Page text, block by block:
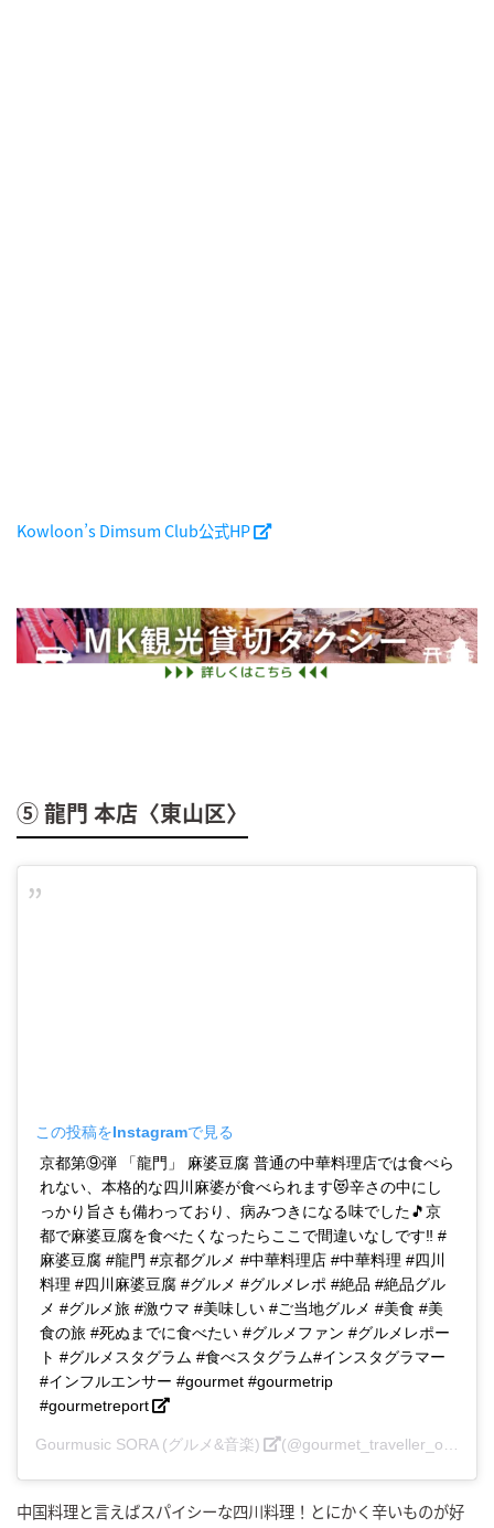
Kowloon’s Dimsum Club公式HP
⑤ 龍門 本店〈東山区〉
この投稿をInstagramで見る
京都第⑨弾 「龍門」 麻婆豆腐 普通の中華料理店では食べら
れない、本格的な四川麻婆が食べられます😻辛さの中にし
っかり旨さも備わっており、病みつきになる味でした🎵京
都で麻婆豆腐を食べたくなったらここで間違いなしです‼️ #
麻婆豆腐 #龍門 #京都グルメ #中華料理店 #中華料理 #四川
料理 #四川麻婆豆腐 #グルメ #グルメレポ #絶品 #絶品グル
メ #グルメ旅 #激ウマ #美味しい #ご当地グルメ #美食 #美
食の旅 #死ぬまでに食べたい #グルメファン #グルメレポー
ト #グルメスタグラム #食べスタグラム#インスタグラマー
#インフルエンサー #gourmet #gourmetrip
#gourmetreport
Gourmusic SORA (グルメ&音楽) (@gourmet_traveller_on_the_earth)がシェアした投稿 –
中国料理と言えばスパイシーな四川料理！とにかく辛いものが好